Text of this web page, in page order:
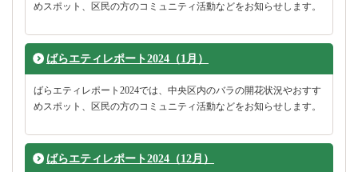
めスポット、区民の方のコミュニティ活動などをお知らせします。
ばらエティレポート2024（1月）
ばらエティレポート2024では、中央区内のバラの開花状況やおすす
めスポット、区民の方のコミュニティ活動などをお知らせします。
ばらエティレポート2024（12月）